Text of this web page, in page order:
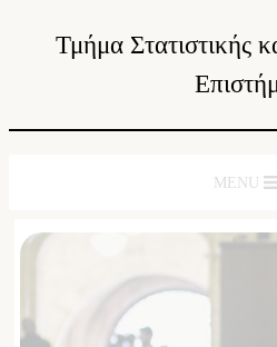
Τμήμα Στατιστικής
MENU